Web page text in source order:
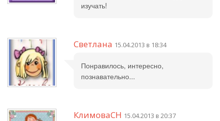
изучать!
Светлана 15.04.2013 в 18:34
Понравилось, интересно,
познавательно...
КлимоваСН 15.04.2013 в 20:37